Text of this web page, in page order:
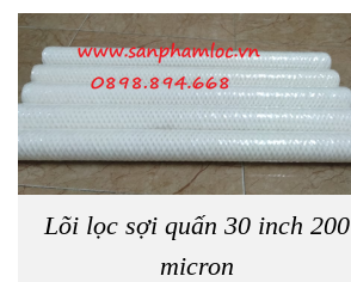
Lõi lọc sợi quấn 30 inch 200
micron